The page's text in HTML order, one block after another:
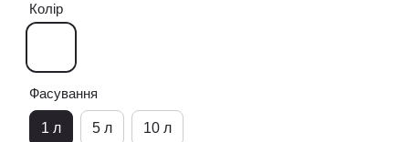
Колір
Фасування
1 л 5 л 10 л